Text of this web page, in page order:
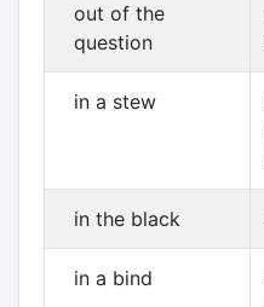
out of the
question
in a stew
in the black
in a bind